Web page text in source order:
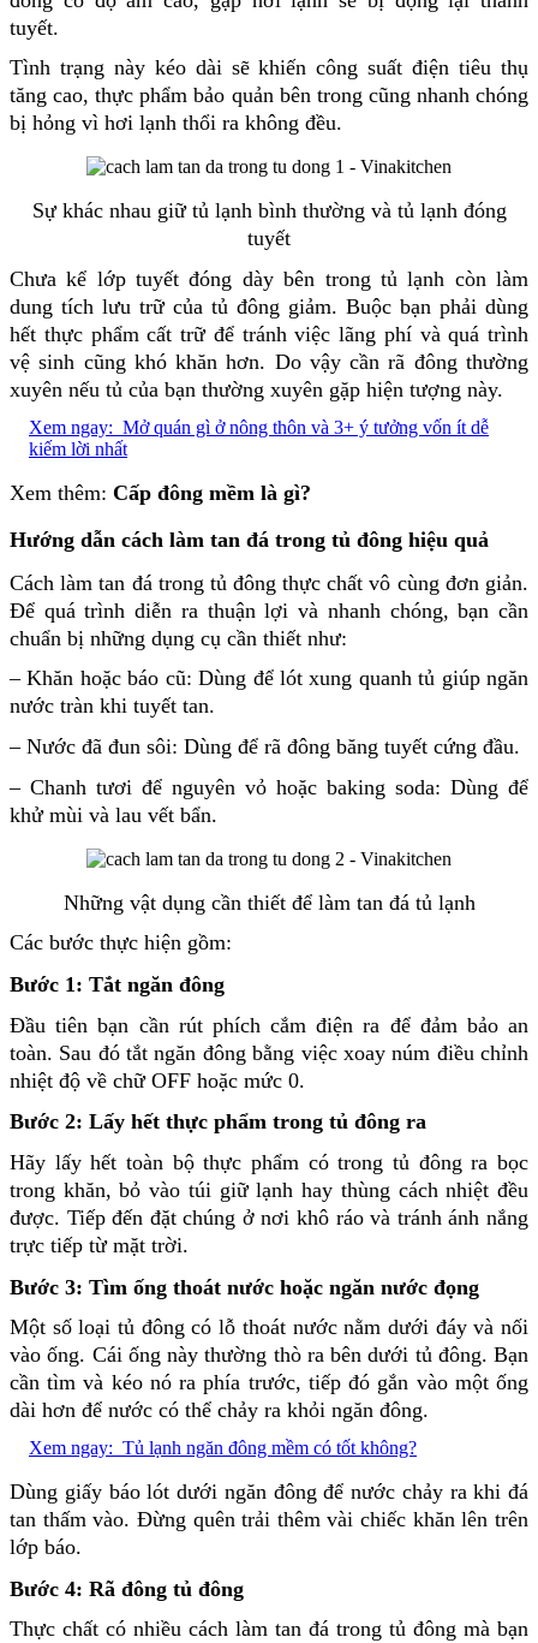
tuyết.
Tình trạng này kéo dài sẽ khiến công suất điện tiêu thụ
tăng cao, thực phẩm bảo quản bên trong cũng nhanh chóng
bị hỏng vì hơi lạnh thổi ra không đều.
Sự khác nhau giữ tủ lạnh bình thường và tủ lạnh đóng
tuyết
Chưa kể lớp tuyết đóng dày bên trong tủ lạnh còn làm
dung tích lưu trữ của tủ đông giảm. Buộc bạn phải dùng
hết thực phẩm cất trữ để tránh việc lãng phí và quá trình
vệ sinh cũng khó khăn hơn. Do vậy cần rã đông thường
xuyên nếu tủ của bạn thường xuyên gặp hiện tượng này.
Xem ngay: Mở quán gì ở nông thôn và 3+ ý tưởng vốn ít dễ
kiếm lời nhất
Xem thêm: Cấp đông mềm là gì?
Hướng dẫn cách làm tan đá trong tủ đông hiệu quả
Cách làm tan đá trong tủ đông thực chất vô cùng đơn giản.
Để quá trình diễn ra thuận lợi và nhanh chóng, bạn cần
chuẩn bị những dụng cụ cần thiết như:
– Khăn hoặc báo cũ: Dùng để lót xung quanh tủ giúp ngăn
nước tràn khi tuyết tan.
– Nước đã đun sôi: Dùng để rã đông băng tuyết cứng đầu.
– Chanh tươi để nguyên vỏ hoặc baking soda: Dùng để
khử mùi và lau vết bẩn.
Những vật dụng cần thiết để làm tan đá tủ lạnh
Các bước thực hiện gồm:
Bước 1: Tắt ngăn đông
Đầu tiên bạn cần rút phích cắm điện ra để đảm bảo an
toàn. Sau đó tắt ngăn đông bằng việc xoay núm điều chỉnh
nhiệt độ về chữ OFF hoặc mức 0.
Bước 2: Lấy hết thực phẩm trong tủ đông ra
Hãy lấy hết toàn bộ thực phẩm có trong tủ đông ra bọc
trong khăn, bỏ vào túi giữ lạnh hay thùng cách nhiệt đều
được. Tiếp đến đặt chúng ở nơi khô ráo và tránh ánh nắng
trực tiếp từ mặt trời.
Bước 3: Tìm ống thoát nước hoặc ngăn nước đọng
Một số loại tủ đông có lỗ thoát nước nằm dưới đáy và nối
vào ống. Cái ống này thường thò ra bên dưới tủ đông. Bạn
cần tìm và kéo nó ra phía trước, tiếp đó gắn vào một ống
dài hơn để nước có thể chảy ra khỏi ngăn đông.
Xem ngay: Tủ lạnh ngăn đông mềm có tốt không?
Dùng giấy báo lót dưới ngăn đông để nước chảy ra khi đá
tan thấm vào. Đừng quên trải thêm vài chiếc khăn lên trên
lớp báo.
Bước 4: Rã đông tủ đông
Thực chất có nhiều cách làm tan đá trong tủ đông mà bạn